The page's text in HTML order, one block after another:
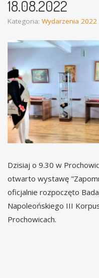
18.08.2022
Kategoria: Wydarzenia 2022
Dzisiaj o 9.30 w
otwarto wystawę
oficjalnie rozpoczęto
Napoleońskiego III
Prochowicach.